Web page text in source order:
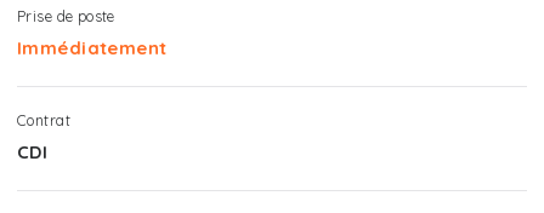
Prise de poste
Immédiatement
Contrat
CDI